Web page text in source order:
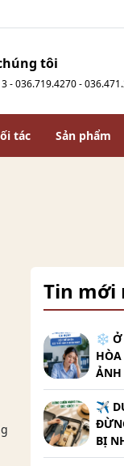
tôi
- 036.719.4270 -
tác Sản phẩm
Tin mới
❄️ Ở
HÒA
CƠ
✈️
BỊ